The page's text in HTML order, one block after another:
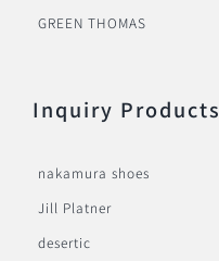
GREEN THOMAS
Inquiry Products
nakamura shoes
Jill Platner
desertic